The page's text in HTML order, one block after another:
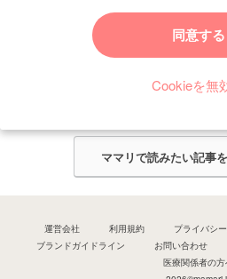
同意する
Cookieを無
ママリからのお知らせ
ママリ編集部がみなさんのご意見をもと
ママリで読みたい記事
運営会社 利用規約 プライバシ
ブランドガイドライン
お問い合わせ
医療関係者の